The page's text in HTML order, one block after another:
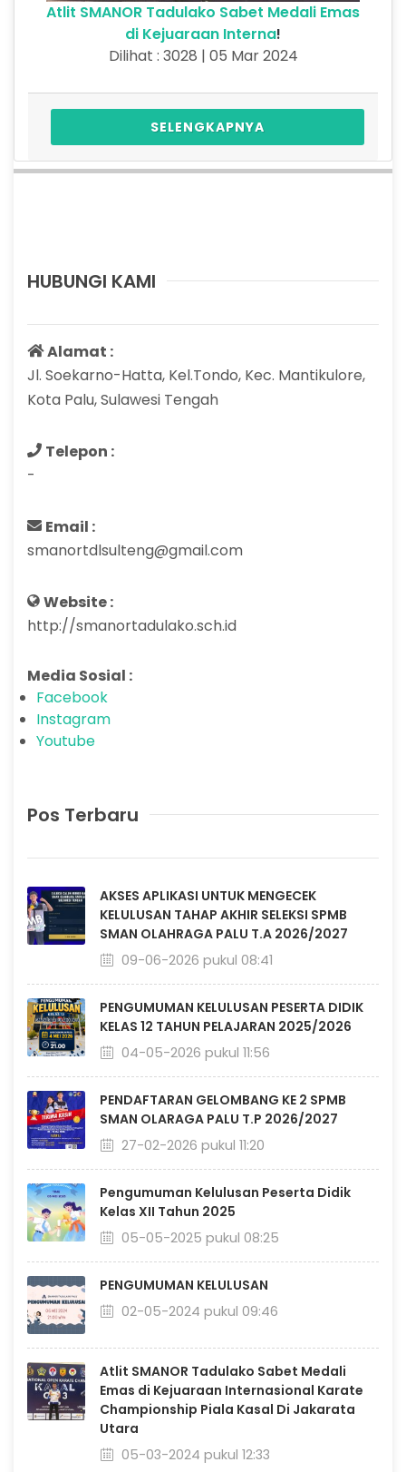
Atlit SMANOR Tadulako Sabet Medali Emas
di Kejuaraan Interna!
Dilihat : 3028 | 05 Mar 2024
SELENGKAPNYA
HUBUNGI KAMI
Alamat :
Jl. Soekarno-Hatta, Kel.Tondo, Kec. Mantikulore,
Kota Palu, Sulawesi Tengah
Telepon :
-
Email :
smanortdlsulteng@gmail.com
Website :
http://smanortadulako.sch.id
Media Sosial :
Facebook
Instagram
Youtube
Pos Terbaru
AKSES APLIKASI UNTUK MENGECEK
KELULUSAN TAHAP AKHIR SELEKSI SPMB
SMAN OLAHRAGA PALU T.A 2026/2027
09-06-2026 pukul 08:41
PENGUMUMAN KELULUSAN PESERTA DIDIK
KELAS 12 TAHUN PELAJARAN 2025/2026
04-05-2026 pukul 11:56
PENDAFTARAN GELOMBANG KE 2 SPMB
SMAN OLARAGA PALU T.P 2026/2027
27-02-2026 pukul 11:20
Pengumuman Kelulusan Peserta Didik
Kelas XII Tahun 2025
05-05-2025 pukul 08:25
PENGUMUMAN KELULUSAN
02-05-2024 pukul 09:46
Atlit SMANOR Tadulako Sabet Medali
Emas di Kejuaraan Internasional Karate
Championship Piala Kasal Di Jakarata
Utara
05-03-2024 pukul 12:33